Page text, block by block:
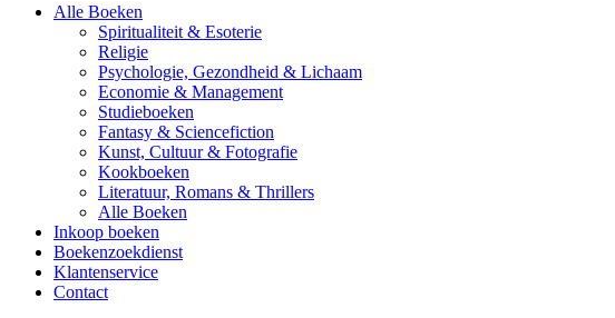
Alle Boeken
Spiritualiteit & Esoterie
Religie
Psychologie, Gezondheid & Lichaam
Economie & Management
Studieboeken
Fantasy & Sciencefiction
Kunst, Cultuur & Fotografie
Kookboeken
Literatuur, Romans & Thrillers
Alle Boeken
Inkoop boeken
Boekenzoekdienst
Klantenservice
Contact